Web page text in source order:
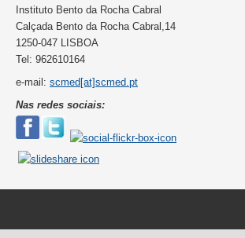
Instituto Bento da Rocha Cabral
Calçada Bento da Rocha Cabral,14
1250-047 LISBOA
Tel: 962610164
e-mail: scmed[at]scmed.pt
Nas redes sociais: